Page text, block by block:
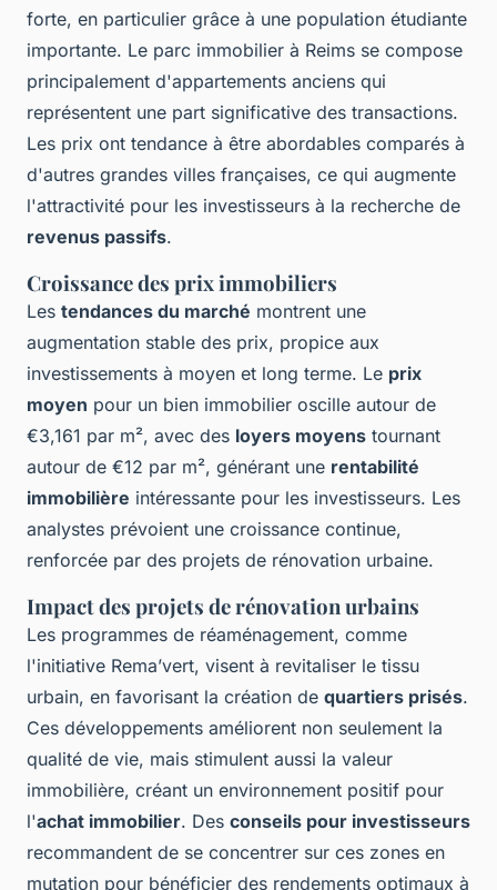
forte, en particulier grâce à une population étudiante
importante. Le parc immobilier à Reims se compose
principalement d'appartements anciens qui
représentent une part significative des transactions.
Les prix ont tendance à être abordables comparés à
d'autres grandes villes françaises, ce qui augmente
l'attractivité pour les investisseurs à la recherche de
revenus passifs.
Croissance des prix immobiliers
Les tendances du marché montrent une
augmentation stable des prix, propice aux
investissements à moyen et long terme. Le prix
moyen pour un bien immobilier oscille autour de
€3,161 par m², avec des loyers moyens tournant
autour de €12 par m², générant une rentabilité
immobilière intéressante pour les investisseurs. Les
analystes prévoient une croissance continue,
renforcée par des projets de rénovation urbaine.
Impact des projets de rénovation urbains
Les programmes de réaménagement, comme
l'initiative Rema’vert, visent à revitaliser le tissu
urbain, en favorisant la création de quartiers prisés.
Ces développements améliorent non seulement la
qualité de vie, mais stimulent aussi la valeur
immobilière, créant un environnement positif pour
l'achat immobilier. Des conseils pour investisseurs
recommandent de se concentrer sur ces zones en
mutation pour bénéficier des rendements optimaux à